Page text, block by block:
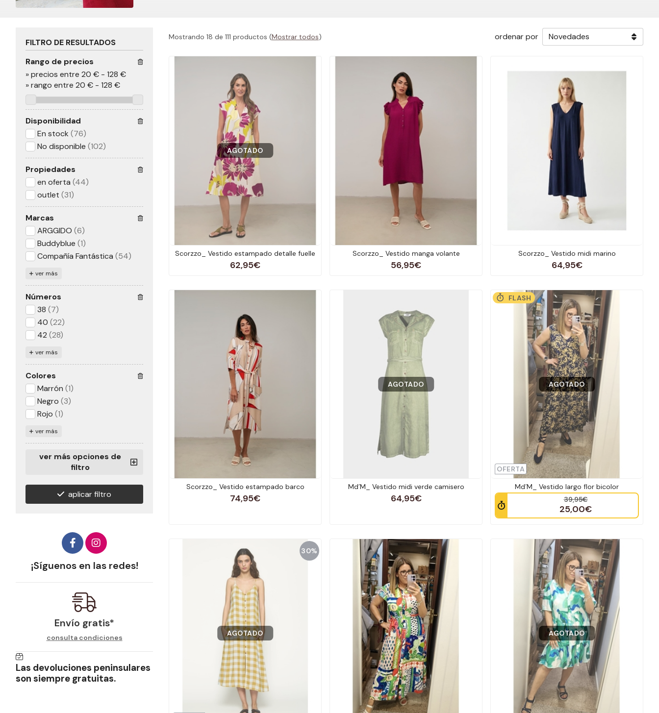
Mostrando 18 de 111 productos (Mostrar todos) ordenar por
AGOTADO
Scorzzo_ Vestido estampado detalle fuelle
62,95€
Scorzzo_ Vestido manga volante
56,95€
Scorzzo_ Vestido midi marino
64,95€
Scorzzo_ Vestido estampado barco
74,95€
AGOTADO
Md´M_ Vestido midi verde camisero
64,95€
OFERTA
FLASH
AGOTADO
Md´M_ Vestido largo flor bicolor
39,95€
25,00€
30%
AGOTADO AGOTADO
FILTRO DE RESULTADOS
Rango de precios
»precios entre 20 € - 128 €
»rango entre 20 € - 128 €
Disponibilidad
En stock (76)
No disponible (102)
Propiedades
en oferta (44)
outlet (31)
Marcas
ARGGIDO (6)
Buddyblue (1)
Compañía Fantástica (54)
ver más
Números
38 (7)
40 (22)
42 (28)
ver más
Colores
Marrón (1)
Negro (3)
Rojo (1)
ver más
ver más opciones de
filtro
aplicar filtro
¡Síguenos en las redes!
Envío gratis*
consulta condiciones
Las devoluciones peninsulares
son siempre gratuitas.